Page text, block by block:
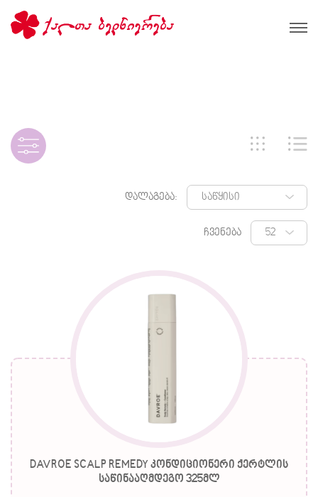
დალაგება:
ჩვენება
DAVROE SCALP REMEDY კონდიციონერი ქერტლის
საწინააღმდეგო 325მლ